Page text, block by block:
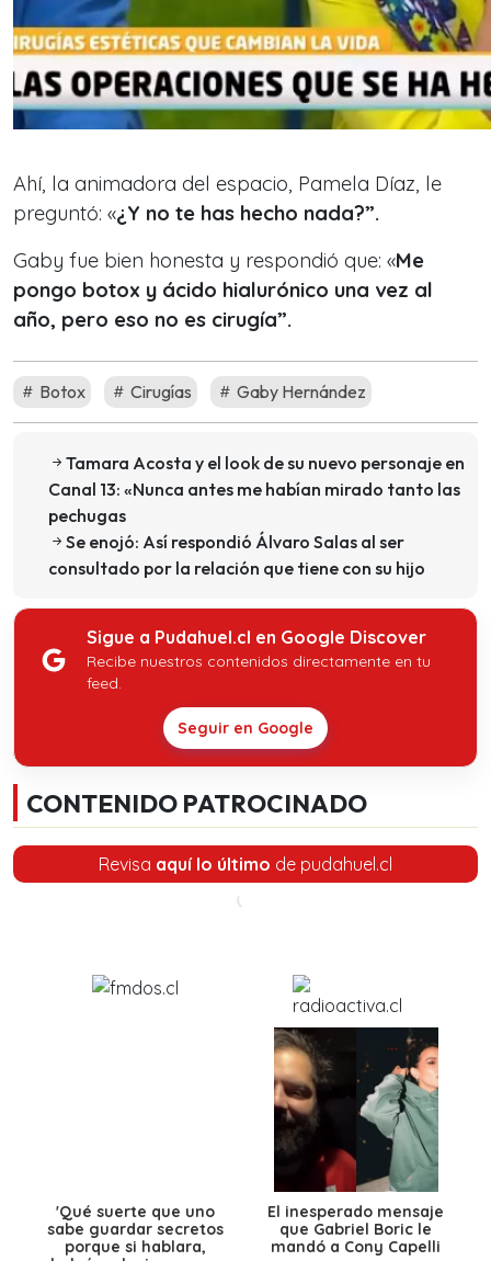
Ahí, la animadora del espacio, Pamela Díaz, le
preguntó: «¿Y no te has hecho nada?”.
Gaby fue bien honesta y respondió que: «Me
pongo botox y ácido hialurónico una vez al
año, pero eso no es cirugía”.
Botox Cirugías Gaby Hernández
Tamara Acosta y el look de su nuevo personaje en
Canal 13: «Nunca antes me habían mirado tanto las
pechugas
Se enojó: Así respondió Álvaro Salas al ser
consultado por la relación que tiene con su hijo
Sigue a Pudahuel.cl en Google Discover
Recibe nuestros contenidos directamente en tu
feed.
Seguir en Google
CONTENIDO PATROCINADO
Revisa aquí lo último de pudahuel.cl
'Qué suerte que uno
sabe guardar secretos
porque si hablara,
El inesperado mensaje
que Gabriel Boric le
mandó a Cony Capelli